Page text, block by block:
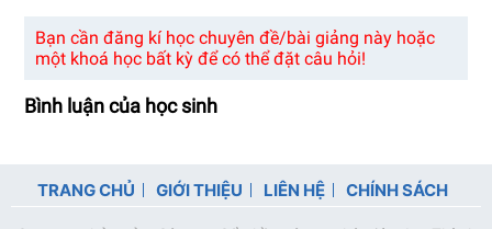
Bạn cần đăng kí học chuyên đề/bài giảng này hoặc
một khoá học bất kỳ để có thể đặt câu hỏi!
Bình luận của học sinh
TRANG CHỦ GIỚI THIỆU LIÊN HỆ CHÍNH SÁCH